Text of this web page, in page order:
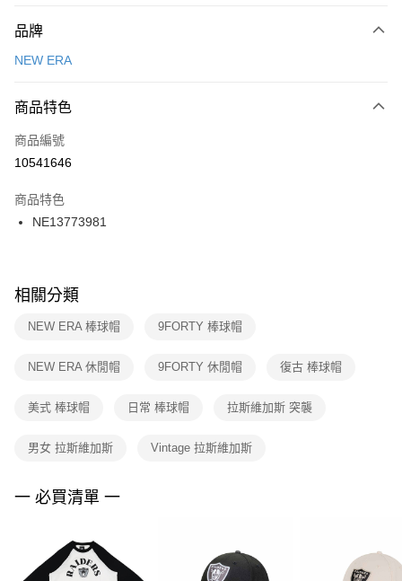
台灣樂天信用卡公司
【關於「AFTEE先享後付」】
便利好安心！
３．安心：先確認商品／服務後，再付款。
【「AFTEE先享後付」結帳流程】
１．於結帳方式選擇「AFTEE先享後付」後，將跳轉至「AFTEE先享後付」
２．訂單成立數日內，您將收到繳費通知簡訊。
３．收到繳費通知簡訊後14天內，點擊此簡訊中的連結，可透過四大超商／
ATM／網路銀行／等多元方式進行付款，方視為交易完成。
※ 交易是否成功請以「AFTEE先享後付 」之結帳頁面顯示為準，若有關於
是否繳費成功／繳費後需取消欲退款等相關疑問，請聯繫「AFTEE先享後付
客戶支援中心」https://netprotections.freshdesk.com/support/home
１．透過由恩沛科技股份有限公司提供之「AFTEE先享後付」服務完成之交
權轉讓予恩沛科技股份有限公司。
３．未成年的使用者請事先徵得法定代理人或監護人之同意方可使用
４．使用「AFTEE先享後付」時，將依據個別帳號之用戶狀況，依本公司即
５．嚴禁一人註冊多個帳號或使用他人資訊註冊。若發現惡意使用之情形，
恩沛科技股份有限公司將有權停止該用戶之使用額度並採取法律行動。
運送方式
每筆NT$100，滿NT$1,500(含以上)免運費
宅配
每筆NT$100，滿NT$1,500(含以上)免運費
付款後門市自取
每筆NT$100，滿NT$1,500(含以上)免運費
品牌
NEW ERA
商品特色
商品編號
10541646
商品特色
NE13773981
相關分類
NEW ERA 棒球帽 9FORTY 棒球帽
NEW ERA 休閒帽 9FORTY 休閒帽 復古 棒球帽
美式 棒球帽 日常 棒球帽 拉斯維加斯 突襲
男女 拉斯維加斯 Vintage 拉斯維加斯
一 必買清單 一